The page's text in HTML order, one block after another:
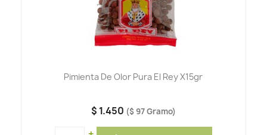
Pimienta De Olor Pura El Rey X15gr
$ 1.450 ($ 97 Gramo)